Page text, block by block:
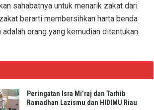
sahabatnya untuk menarik zakat dari
berarti membersihkan harta benda
orang yang kemudian ditentukan
Peringatan Isra Mi’raj dan Tarhib
Ramadhan Lazismu dan HIDIMU Riau